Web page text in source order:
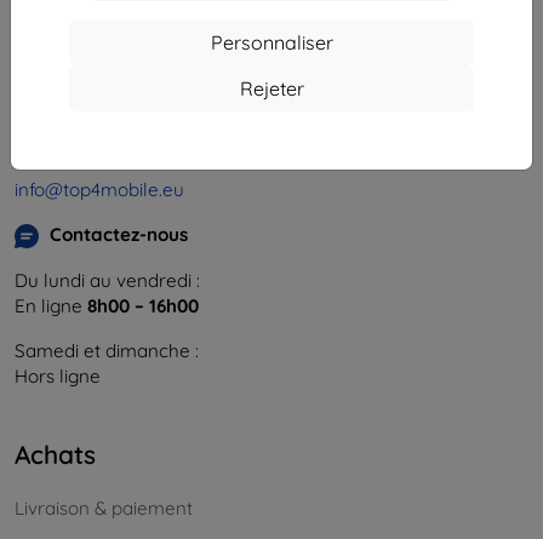
Personnaliser
Rejeter
Numéro d’identification d’entreprise :
SK2023549671
info@top4mobile.eu
Contactez-nous
Du lundi au vendredi :
En ligne 8h00 – 16h00
Samedi et dimanche :
Hors ligne
Achats
Livraison & paiement